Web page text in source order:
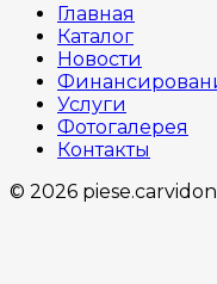
Главная
Каталог
Новости
Услуги
Фотогалерея
Контакты
© 2026